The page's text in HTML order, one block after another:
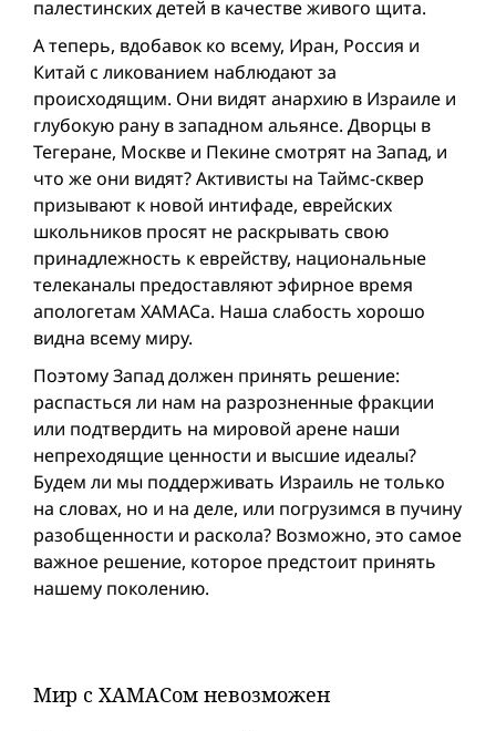
палестинских детей в качестве живого щита.
А теперь, вдобавок ко всему, Иран, Россия и
Китай с ликованием наблюдают за
происходящим. Они видят анархию в Израиле и
глубокую рану в западном альянсе. Дворцы в
Тегеране, Москве и Пекине смотрят на Запад, и
что же они видят? Активисты на Таймс-сквер
призывают к новой интифаде, еврейских
школьников просят не раскрывать свою
принадлежность к еврейству, национальные
телеканалы предоставляют эфирное время
апологетам ХАМАСа. Наша слабость хорошо
видна всему миру.
Поэтому Запад должен принять решение:
распасться ли нам на разрозненные фракции
или подтвердить на мировой арене наши
непреходящие ценности и высшие идеалы?
Будем ли мы поддерживать Израиль не только
на словах, но и на деле, или погрузимся в пучину
разобщенности и раскола? Возможно, это самое
важное решение, которое предстоит принять
нашему поколению.
Мир с ХАМАСом невозможен